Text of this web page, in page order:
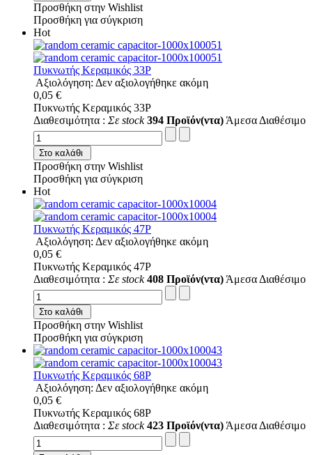
Προσθήκη στην Wishlist
Προσθήκη για σύγκριση
Hot
Πυκνωτής Κεραμικός 33P
Αξιολόγηση: Δεν αξιολογήθηκε ακόμη
0,05 €
Πυκνωτής Κεραμικός 33P
Διαθεσιμότητα : Σε stock 394 Προϊόν(ντα) Άμεσα Διαθέσιμο
Στο καλάθι
Προσθήκη στην Wishlist
Προσθήκη για σύγκριση
Hot
Πυκνωτής Κεραμικός 47P
Αξιολόγηση: Δεν αξιολογήθηκε ακόμη
0,05 €
Πυκνωτής Κεραμικός 47P
Διαθεσιμότητα : Σε stock 408 Προϊόν(ντα) Άμεσα Διαθέσιμο
Στο καλάθι
Προσθήκη στην Wishlist
Προσθήκη για σύγκριση
Πυκνωτής Κεραμικός 68P
Αξιολόγηση: Δεν αξιολογήθηκε ακόμη
0,05 €
Πυκνωτής Κεραμικός 68P
Διαθεσιμότητα : Σε stock 423 Προϊόν(ντα) Άμεσα Διαθέσιμο